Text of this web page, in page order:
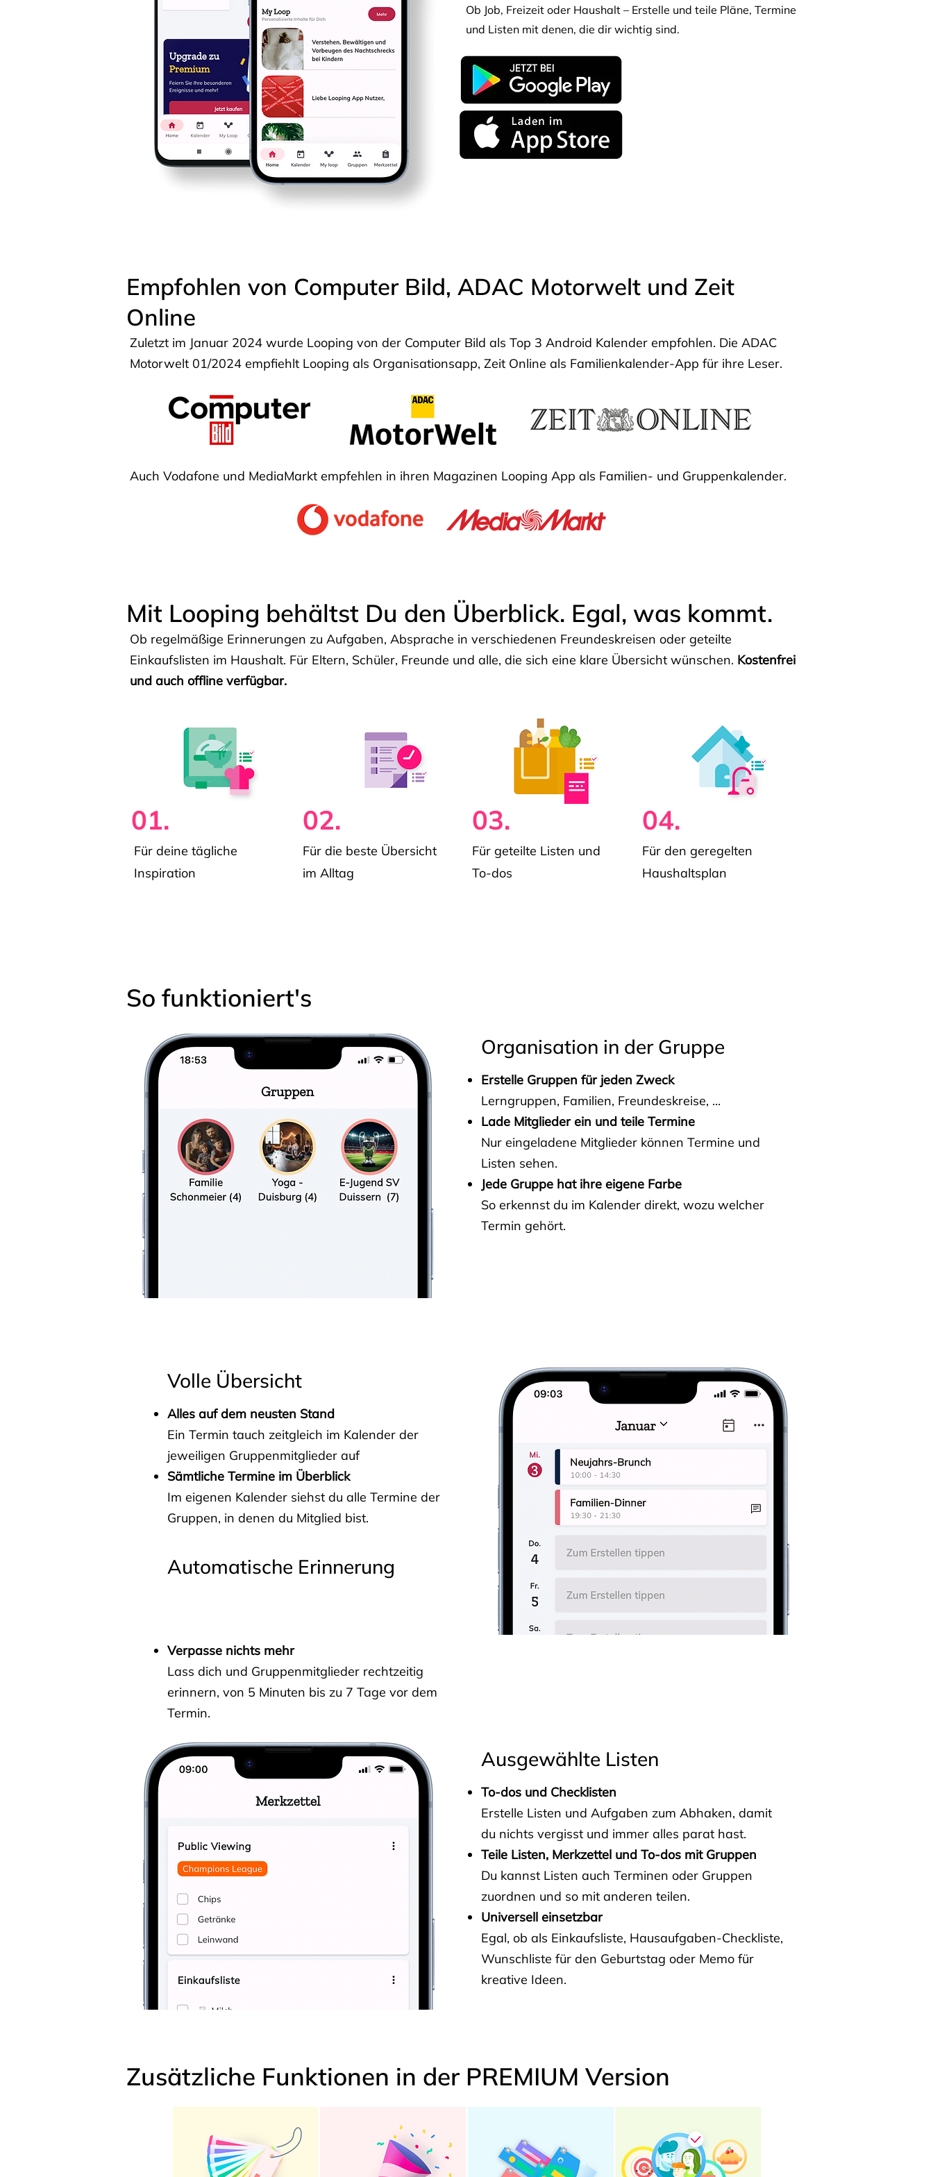
Ob Job, Freizeit oder Haushalt – Erstelle und teile Pläne, Termine
und Listen mit denen, die dir wichtig sind.
Empfohlen von Computer Bild, ADAC Motorwelt und Zeit
Online
Zuletzt im Januar 2024 wurde Looping von der Computer Bild als Top 3 Android Kalender empfohlen. Die ADAC
Motorwelt 01/2024 empfiehlt Looping als Organisationsapp, Zeit Online als Familienkalender-App für ihre Leser.
Auch Vodafone und MediaMarkt empfehlen in ihren Magazinen Looping App als Familien- und Gruppenkalender.
Mit Looping behältst Du den Überblick. Egal, was kommt.
Ob regelmäßige Erinnerungen zu Aufgaben, Absprache in verschiedenen Freundeskreisen oder geteilte
Einkaufslisten im Haushalt. Für Eltern, Schüler, Freunde und alle, die sich eine klare Übersicht wünschen. Kostenfrei
und auch offline verfügbar.
01.
Für deine tägliche
Inspiration
02.
Für die beste Übersicht
im Alltag
03.
Für geteilte Listen und
To-dos
04.
Für den geregelten
Haushaltsplan
So funktioniert's
Organisation in der Gruppe
Erstelle Gruppen für jeden Zweck
Lerngruppen, Familien, Freundeskreise, ...
Lade Mitglieder ein und teile Termine
Nur eingeladene Mitglieder können Termine und
Listen sehen.
Jede Gruppe hat ihre eigene Farbe
So erkennst du im Kalender direkt, wozu welcher
Termin gehört.
Volle Übersicht
Alles auf dem neusten Stand
Ein Termin tauch zeitgleich im Kalender der
jeweiligen Gruppenmitglieder auf
Sämtliche Termine im Überblick
Im eigenen Kalender siehst du alle Termine der
Gruppen, in denen du Mitglied bist.
Automatische Erinnerung
Verpasse nichts mehr
Lass dich und Gruppenmitglieder rechtzeitig
erinnern, von 5 Minuten bis zu 7 Tage vor dem
Termin.
Ausgewählte Listen
To-dos und Checklisten
Erstelle Listen und Aufgaben zum Abhaken, damit
du nichts vergisst und immer alles parat hast.
Teile Listen, Merkzettel und To-dos mit Gruppen
Du kannst Listen auch Terminen oder Gruppen
zuordnen und so mit anderen teilen.
Universell einsetzbar
Egal, ob als Einkaufsliste, Hausaufgaben-Checkliste,
Wunschliste für den Geburtstag oder Memo für
kreative Ideen.
Zusätzliche Funktionen in der PREMIUM Version